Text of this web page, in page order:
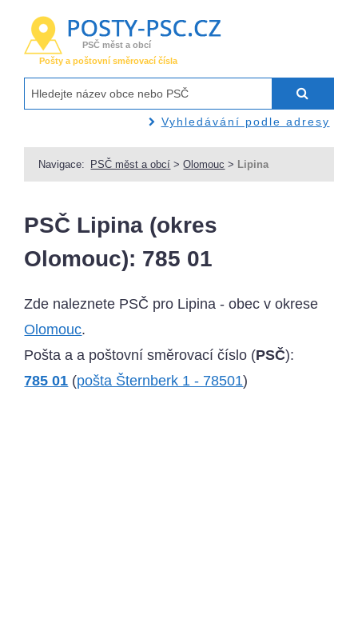
PSČ měst a obcí
Pošty a poštovní směrovací čísla
Vyhledávání podle adresy
Navigace: PSČ měst a obcí >Olomouc > Lipina
PSČ Lipina (okres
Olomouc): 785 01
Zde naleznete PSČ pro Lipina - obec v okrese
Olomouc.
Pošta a a poštovní směrovací číslo (PSČ):
785 01 (pošta Šternberk 1 - 78501)